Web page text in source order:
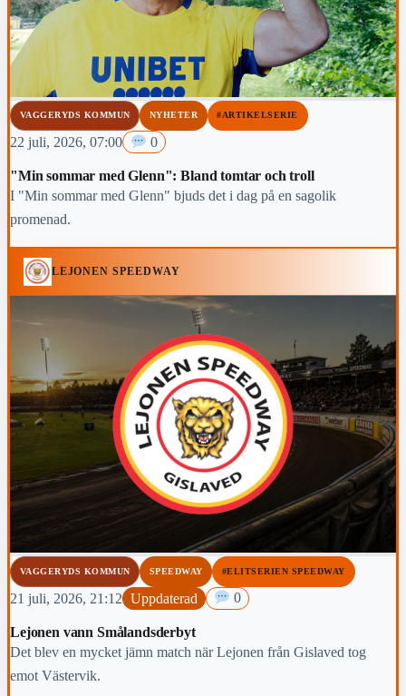
VAGGERYDS KOMMUN NYHETER #ARTIKELSERIE
22 juli, 2026, 07:00 0
"Min sommar med Glenn": Bland tomtar och troll
I "Min sommar med Glenn" bjuds det i dag på en sagolik
promenad.
LEJONEN SPEEDWAY
VAGGERYDS KOMMUN SPEEDWAY #ELITSERIEN SPEEDWAY
21 juli, 2026, 21:12 Uppdaterad 0
Lejonen vann Smålandsderbyt
Det blev en mycket jämn match när Lejonen från Gislaved tog
emot Västervik.